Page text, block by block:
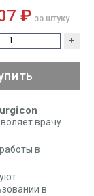
врачу
в
в
₽ за штуку
+